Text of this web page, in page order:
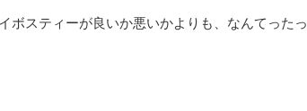
ボスティーが良いか悪いかよりも、なんてったっ